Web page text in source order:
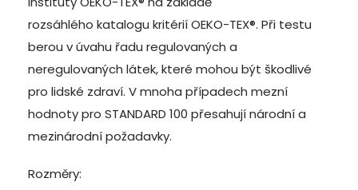
rozsáhlého katalogu kritérií OEKO-TEX®. Při testu
berou v úvahu řadu regulovaných a
neregulovaných látek, které mohou být škodlivé
pro lidské zdraví. V mnoha případech mezní
hodnoty pro STANDARD 100 přesahují národní a
mezinárodní požadavky.
Rozměry: